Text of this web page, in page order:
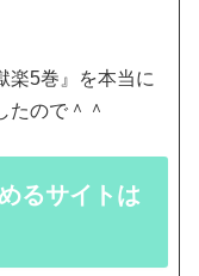
楽5巻』を本当に
たので＾＾
るサイトは